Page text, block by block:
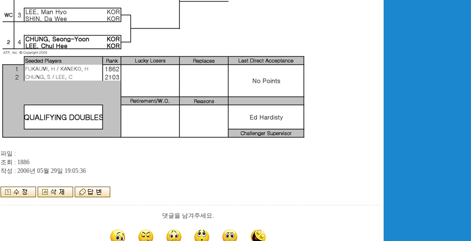
파일 :
조회 : 1886
작성 : 2006년 05월 29일 19:05:36
댓글을 남겨주세요.